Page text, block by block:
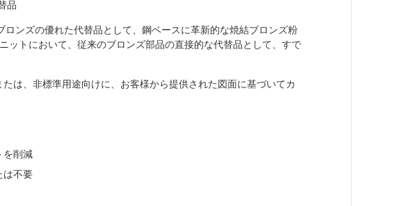
品
ンズの優れた代替品として、鋼ベースに革新的な焼結ブロンズ粉
ットにおいて、従来のブロンズ部品の直接的な代替品として、すで
は、非標準用途向けに、お客様から提供された図面に基づいてカ
を削減
は不要